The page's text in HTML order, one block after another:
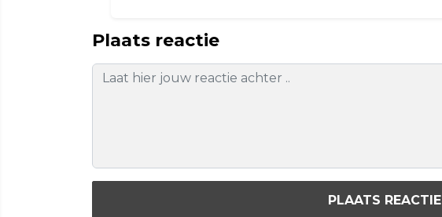
Plaats reactie
PLAATS REACTIE